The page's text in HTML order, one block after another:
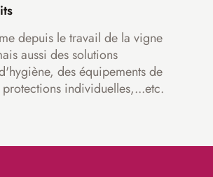
depuis le travail de la vigne
aussi des solutions
des équipements de
individuelles,...etc.